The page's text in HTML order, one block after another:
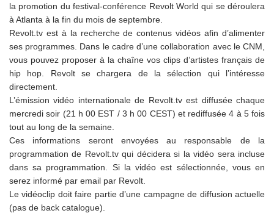
la promotion du festival-conférence Revolt World qui se déroulera
à Atlanta à la fin du mois de septembre.
Revolt.tv est à la recherche de contenus vidéos afin d’alimenter
ses programmes. Dans le cadre d’une collaboration avec le CNM,
vous pouvez proposer à la chaîne vos clips d’artistes français de
hip hop. Revolt se chargera de la sélection qui l’intéresse
directement.
L’émission vidéo internationale de Revolt.tv est diffusée chaque
mercredi soir (21 h 00 EST / 3 h 00 CEST) et rediffusée 4 à 5 fois
tout au long de la semaine.
Ces informations seront envoyées au responsable de la
programmation de Revolt.tv qui décidera si la vidéo sera incluse
dans sa programmation. Si la vidéo est sélectionnée, vous en
serez informé par email par Revolt.
Le vidéoclip doit faire partie d’une campagne de diffusion actuelle
(pas de back catalogue).